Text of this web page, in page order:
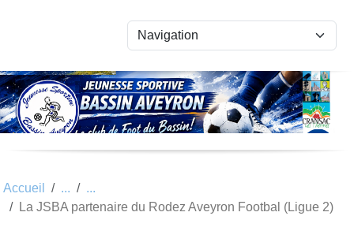
Accueil
La JSBA partenaire du Rodez Aveyron Footbal (Ligue 2)